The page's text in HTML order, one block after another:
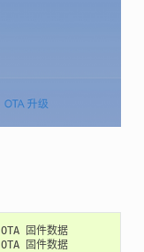
OTA
固件数据
OTA 固件数据